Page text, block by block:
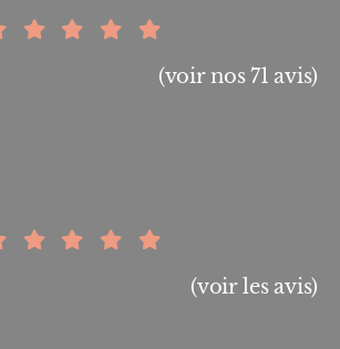
(voir nos 71 avis)
(voir les avis)